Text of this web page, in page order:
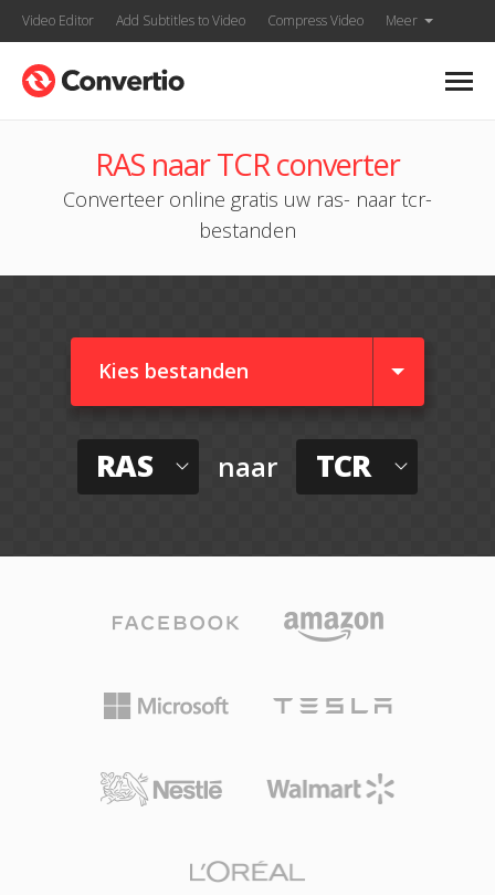
Video Editor Add Subtitles to Video Compress Video Meer
RAS naar TCR converter
Converteer online gratis uw ras- naar tcr-
bestanden
Kies bestanden
RAS naar TCR